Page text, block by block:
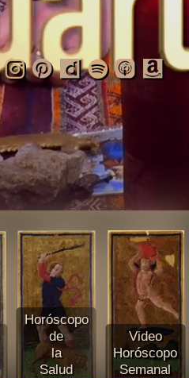
Horóscopo
de
la
Salud
Video
Horóscopo
Semanal